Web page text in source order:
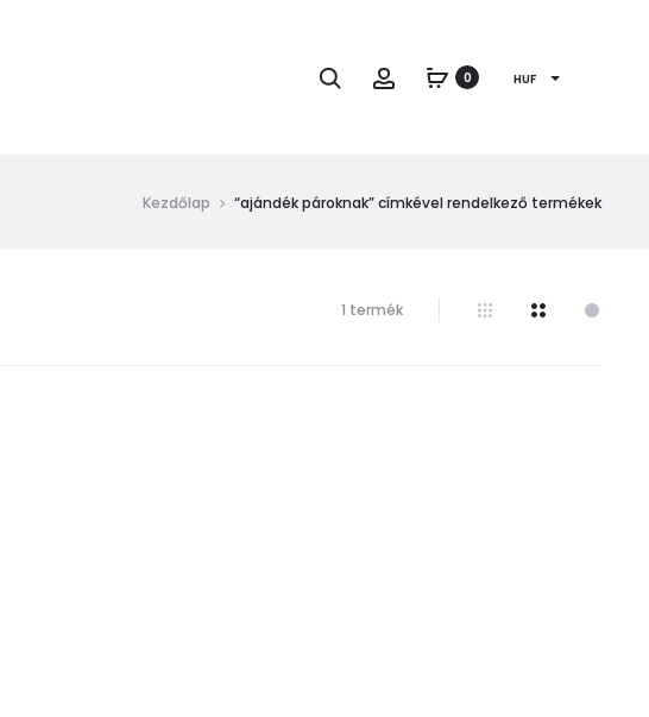
Keresés 0 HUF
Kezdőlap “ajándék pároknak” címkével rendelkező termékek
1 termékÖsszesen